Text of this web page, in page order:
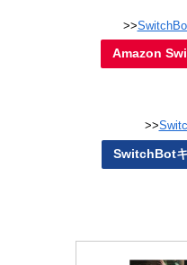
>>
Amazon
>>
SwitchBot